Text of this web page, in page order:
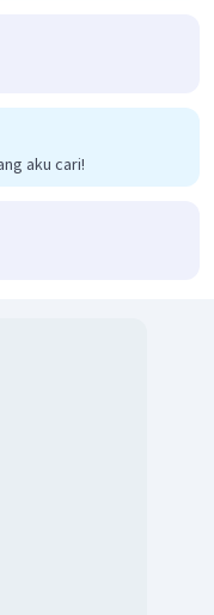
aku cari!